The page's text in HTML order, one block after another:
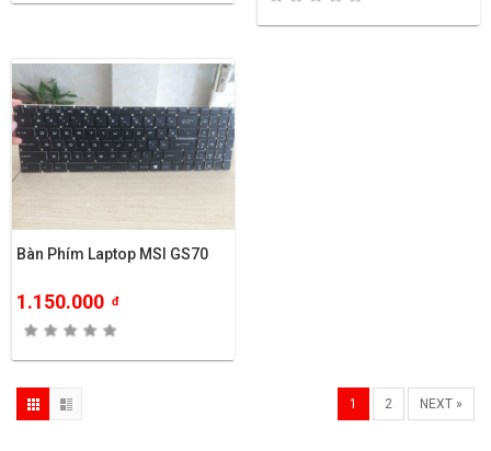
Bàn Phím Laptop MSI GS70
1.150.000 đ
1 2 NEXT »